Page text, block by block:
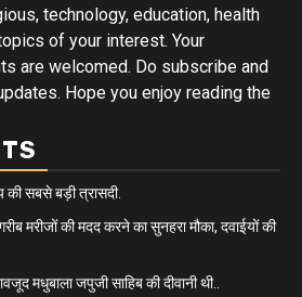
technology, education, health
of your interest. Your
are welcomed. Do subscribe and
Hope you enjoy reading the
सबसे बड़ी त्रासदी.
मरीजों की मदद करने का सुनहरा मौका, दवाईयों की
मधुबाला जपुजी साहिब की दीवानी थी..